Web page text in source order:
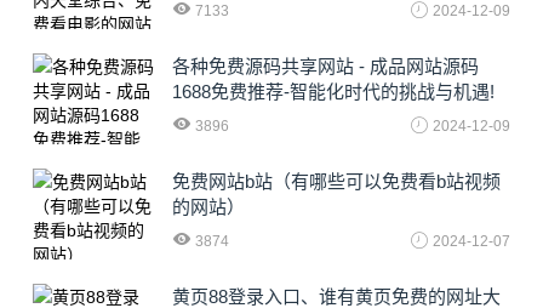
7133 2024-12-09
各种免费源码共享网站 - 成品网站源码
1688免费推荐-智能化时代的挑战与机遇!
3896 2024-12-09
免费网站b站（有哪些可以免费看b站视频
的网站）
3874 2024-12-07
黄页88登录入口、谁有黄页免费的网址大